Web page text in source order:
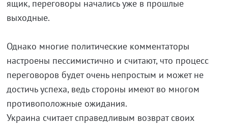
ящик, переговоры начались уже в прошлые
выходные.
Однако многие политические комментаторы
настроены пессимистично и считают, что процесс
переговоров будет очень непростым и может не
достичь успеха, ведь стороны имеют во многом
противоположные ожидания.
Украина считает справедливым возврат своих